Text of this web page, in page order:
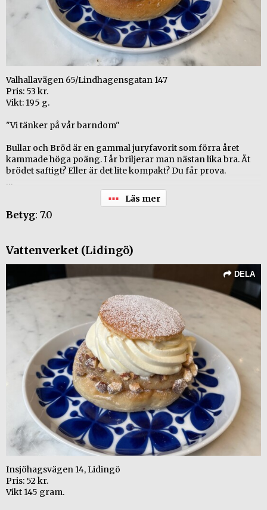
Valhallavägen 65/Lindhagensgatan 147
Pris: 53 kr.
Vikt: 195 g.
"Vi tänker på vår barndom"
Bullar och Bröd är en gammal juryfavorit som förra året
kammade höga poäng. I år briljerar man nästan lika bra. Ät
brödet saftigt? Eller är det lite kompakt? Du får prova.
+ Lagom mycket bitar i mandelmassan
+ Saftig bröd
Betyg: 7.0
Vattenverket (Lidingö)
DELA
Insjöhagsvägen 14, Lidingö
Pris: 52 kr.
Vikt 145 gram.